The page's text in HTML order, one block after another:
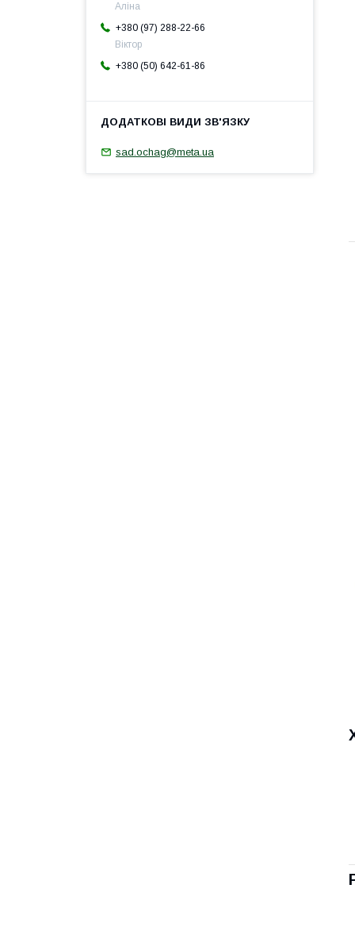
Аліна
+380 (97) 288-22-66
Віктор
+380 (50) 642-61-86
sad.ochag@meta.ua